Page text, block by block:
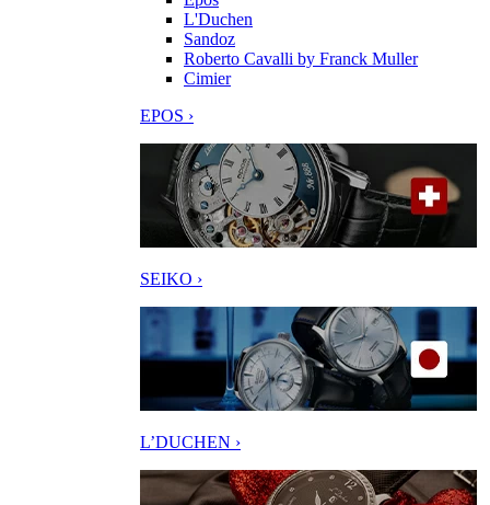
L'Duchen
Sandoz
Roberto Cavalli by Franck Muller
Cimier
EPOS ›
SEIKO ›
L’DUCHEN ›